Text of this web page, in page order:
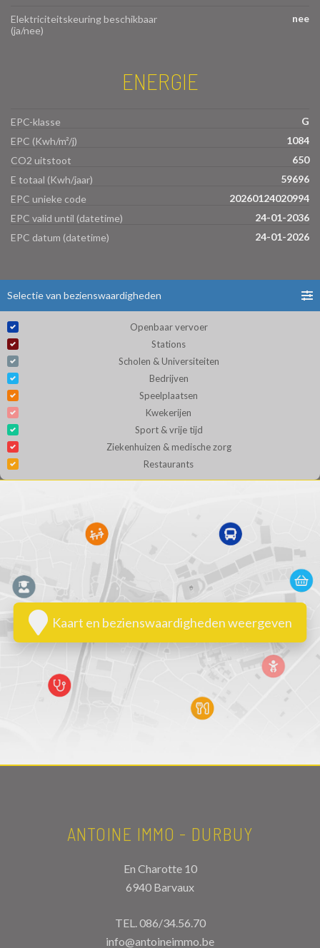
Elektriciteitskeuring beschikbaar
(ja/nee)
nee
ENERGIE
EPC-klasse
G
EPC (Kwh/m²/j)
1084
CO2 uitstoot
650
E totaal (Kwh/jaar)
59696
EPC unieke code
20260124020994
EPC valid until (datetime)
24-01-2036
EPC datum (datetime)
24-01-2026
Selectie van bezienswaardigheden
Openbaar vervoer
Stations
Scholen & Universiteiten
Bedrijven
Speelplaatsen
Kwekerijen
Sport & vrije tijd
Ziekenhuizen & medische zorg
Restaurants
Kaart en bezienswaardigheden weergeven
ANTOINE IMMO - DURBUY
En Charotte 10
6940 Barvaux
TEL.086/34.56.70
info@antoineimmo.be